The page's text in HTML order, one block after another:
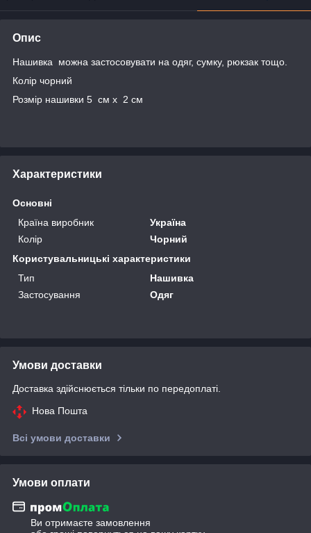
Опис
Нашивка можна застосовувати на одяг, сумку, рюкзак тощо.
Колір чорний
Розмір нашивки 5 см x 2 cм
Характеристики
Основні
Країна виробник
Україна
Колір
Чорний
Користувальницькі характеристики
Тип
Нашивка
Застосування
Одяг
Умови доставки
Доставка здійснюється тільки по передоплаті.
Нова Пошта
Всі умови доставки
Умови оплати
Ви отримаєте замовлення